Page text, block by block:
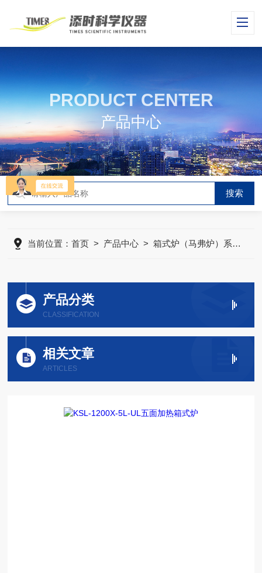
PRODUCT CENTER
产品中心
当前位置：首页 > 产品中心 >箱式炉（马弗炉）系列
产品分类
CLASSIFICATION
相关文章
ARTICLES